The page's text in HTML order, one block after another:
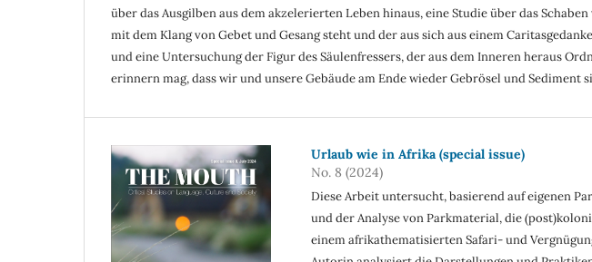
über das Ausgilben aus dem akzelerierten Leben hinaus, eine Studie über das
mit dem Klang von Gebet und Gesang steht und der aus sich aus einem
und eine Untersuchung der Figur des Säulenfressers, der aus dem Inneren heraus
erinnern mag, dass wir und unsere Gebäude am Ende wieder Gebrösel und Sediment
Urlaub wie in Afrika (special issue)
No. 8 (2024)
Diese Arbeit untersucht, basierend auf eigenen
und der Analyse von Parkmaterial, die
einem afrikathematisierten Safari- und